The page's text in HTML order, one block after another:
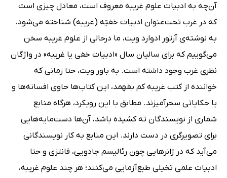
آن‌چه به ادبیات علوم غریبه معروف است، معادل چیزی است
که در غرب تحت‌عنوان ادبیات خفیّه (غریبه) شناخته می‌شود.
به نوشته‌ی آرتور ادوارد ویت، ما درحالی از علوم غریبه سخن
می‌گوییم که برای سالیان سال «ادبیات خفی یا غریبه» در واژگان
نظری غرب وجود داشته است. به باور ویت، حتا زمانی که
خواننده از کتب غریبه کم بفهمد، این کتاب‌ها حاوی افسانه‌ها و
یا حکایاتی سحرآمیزند. مطابق با این رویکرد، هرگاه منابع
شماری از نویسندگان ته کشیده باشد، آن‌ها دست‌مایه‌هایی
برای تصویرگری در دست دارند. این منابع به کار نویسندگانی
می‌آید که در ژانرهایی چون رئالیسم جادویی، فانتزی و حتا
ادبیات علمی تخیلی طبع‌آزمایی می‌کنند؛ هر چند علوم غریبه،